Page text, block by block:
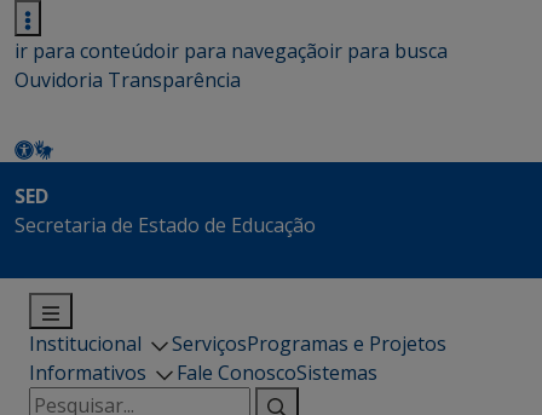
ir para conteúdoir para navegaçãoir para busca
Ouvidoria Transparência
SED
Secretaria de Estado de Educação
Institucional ServiçosProgramas e Projetos
Informativos
Fale ConoscoSistemas
Pesquisar